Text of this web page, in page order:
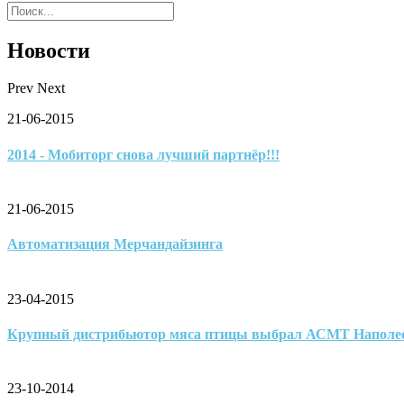
Новости
Prev Next
21-06-2015
2014 - Мобиторг снова лучший партнёр!!!
21-06-2015
Автоматизация Мерчандайзинга
23-04-2015
Крупный дистрибьютор мяса птицы выбрал АСМТ
23-10-2014